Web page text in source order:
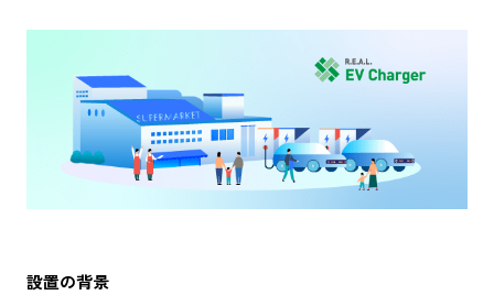
設置の背景